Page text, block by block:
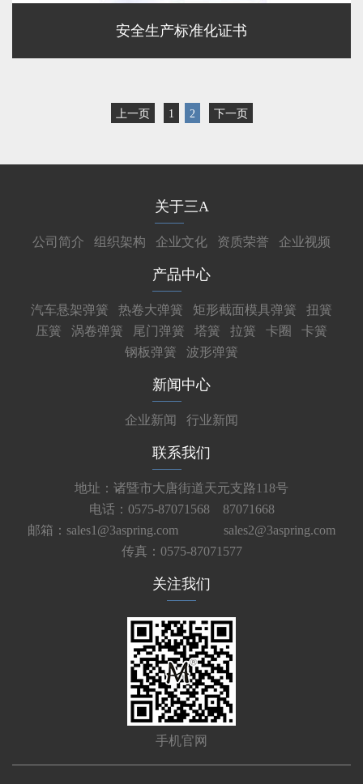
安全生产标准化证书
上一页 1 2 下一页
关于三A
公司简介 组织架构 企业文化 资质荣誉 企业视频
产品中心
汽车悬架弹簧 热卷大弹簧 矩形截面模具弹簧
扭簧
压簧
涡卷弹簧 尾门弹簧 塔簧 拉簧 卡圈
卡簧
钢板弹簧
波形弹簧
新闻中心
企业新闻 行业新闻
联系我们
地址：诸暨市大唐街道天元支路118号
电话：0575-87071568 87071668
邮箱：sales1@3aspring.com
sales2@3aspring.com
传真：0575-87071577
关注我们
手机官网